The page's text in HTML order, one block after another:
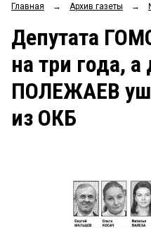
ОБЩЕСТВО
ЗАКОН
НОВОСТИ КОМПАНИЙ
ПРОИСШЕСТВИЯ
Главная → Архив газеты →
Депутата
на три года, а
ПОЛЕЖАЕВ
из ОКБ